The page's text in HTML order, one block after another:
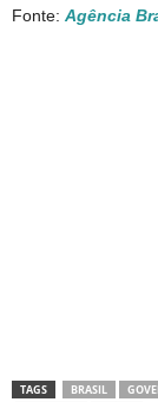
Fonte: Agência
TAGS BRASIL